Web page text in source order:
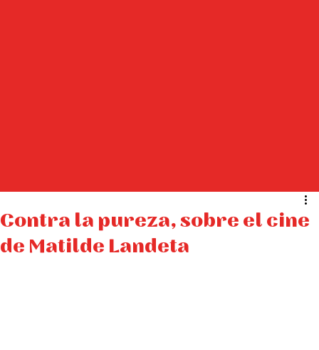
Contra la pureza, sobre el cine
de Matilde Landeta